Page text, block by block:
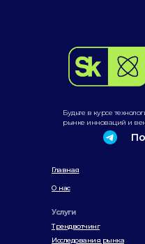
Главная
О нас
Трендвотчинг
Исследования рынка
Услуги
Будьте в курсе
рынке инноваций и